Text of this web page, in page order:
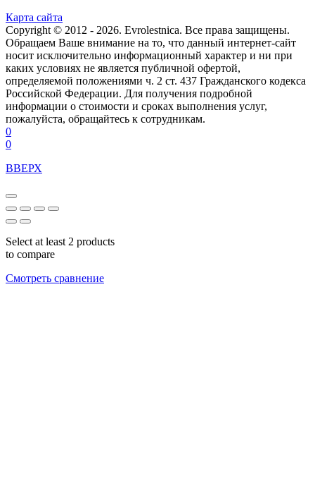
Карта сайта
Copyright © 2012 - 2026. Evrolestnica. Все права защищены.
Обращаем Ваше внимание на то, что данный интернет-сайт
носит исключительно информационный характер и ни при
каких условиях не является публичной офертой,
определяемой положениями ч. 2 ст. 437 Гражданского кодекса
Российской Федерации. Для получения подробной
информации о стоимости и сроках выполнения услуг,
пожалуйста, обращайтесь к сотрудникам.
0
0
ВВЕРХ
Select at least 2 products
to compare
Смотреть сравнение